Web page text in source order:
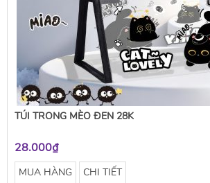
TÚI TRONG MÈO ĐEN 28K
28.000₫
MUA HÀNG CHI TIẾT